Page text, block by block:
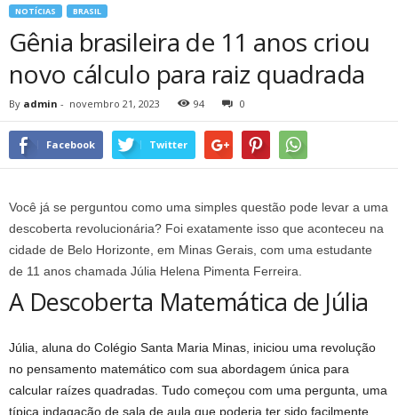
NOTÍCIAS BRASIL
Gênia brasileira de 11 anos criou
novo cálculo para raiz quadrada
By admin - novembro 21, 2023 94 0
Facebook Twitter
Você já se perguntou como uma simples questão pode levar a uma
descoberta revolucionária? Foi exatamente isso que aconteceu na
cidade de Belo Horizonte, em Minas Gerais, com uma estudante
de 11 anos chamada Júlia Helena Pimenta Ferreira.
A Descoberta Matemática de Júlia
Júlia, aluna do Colégio Santa Maria Minas, iniciou uma revolução
no pensamento matemático com sua abordagem única para
calcular raízes quadradas. Tudo começou com uma pergunta, uma
típica indagação de sala de aula que poderia ter sido facilmente